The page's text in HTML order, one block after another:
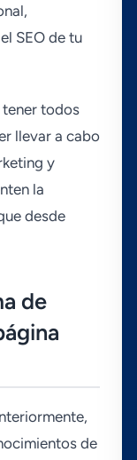
SEO de tu
tener todos
llevar a cabo
y
la
desde
de
de